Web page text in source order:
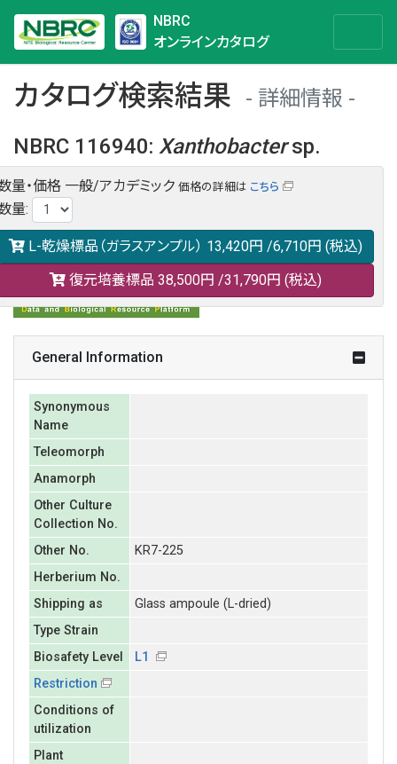
NBRC
オンラインカタログ
カタログ検索結果
詳細情報
NBRC 116940: Xanthobactersp.
NBRC 116940の情報や関連データは以下のバナー(DBRP)か
らご覧ください。
日本語での検索も可能です。
量・価格 一般/アカデミック 価格の詳細は こちら
量:
L-乾燥標品（ガラスアンプル） 13,420円 /6,710円 (税込)
復元培養標品 38,500円 /31,790円 (税込)
General Information
Synonymous
Name
Teleomorph
Anamorph
Other Culture
Collection No.
Other No.
KR7-225
Herberium No.
Shipping as
Glass ampoule (L-dried)
Type Strain
Biosafety Level
L1
Restriction
Conditions of
utilization
Plant